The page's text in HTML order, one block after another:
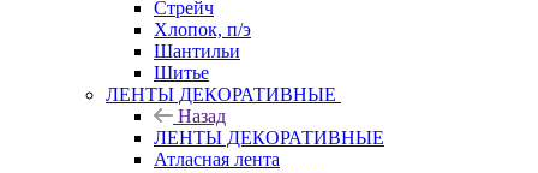
Стрейч
Хлопок, п/э
Шантильи
Шитье
ЛЕНТЫ ДЕКОРАТИВНЫЕ
Назад
ЛЕНТЫ ДЕКОРАТИВНЫЕ
Атласная лента